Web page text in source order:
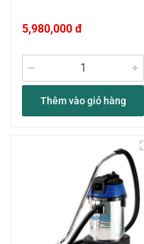
5,980,000 đ
Thêm vào giỏ hàng